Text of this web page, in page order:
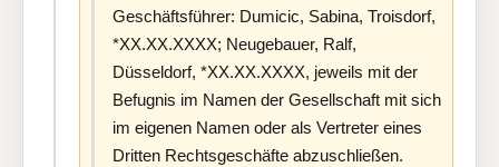
Geschäftsführer: Dumicic, Sabina, Troisdorf,
*XX.XX.XXXX; Neugebauer, Ralf,
Düsseldorf, *XX.XX.XXXX, jeweils mit der
Befugnis im Namen der Gesellschaft mit sich
im eigenen Namen oder als Vertreter eines
Dritten Rechtsgeschäfte abzuschließen.